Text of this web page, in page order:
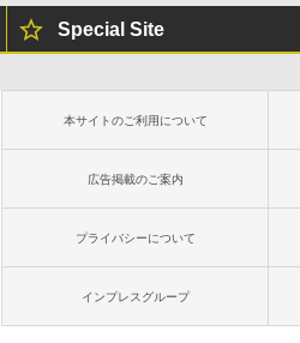
Special Site
本サイトのご利用について
広告掲載のご案内
プライバシーについて
インプレスグループ